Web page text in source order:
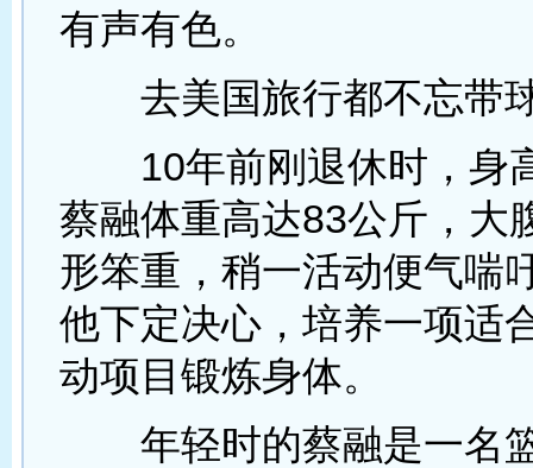
有声有色。
去美国旅行都不忘带
10年前刚退休时，身
蔡融体重高达83公斤，大
形笨重，稍一活动便气喘
他下定决心，培养一项适
动项目锻炼身体。
年轻时的蔡融是一名